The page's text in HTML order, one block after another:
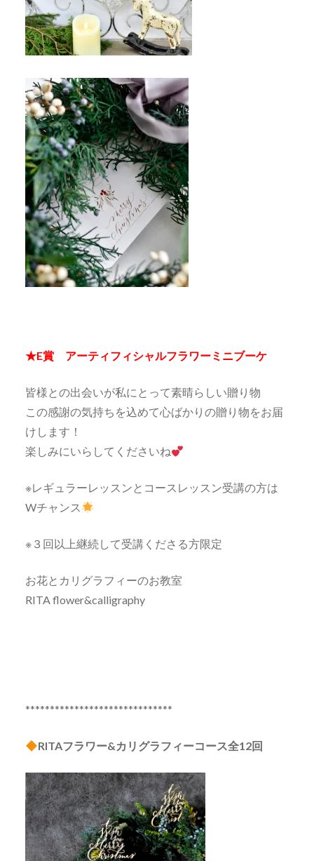
★E賞 アーティフィシャルフラワーミニブーケ
皆様との出会いが私にとって素晴らしい贈り物
この感謝の気持ちを込めて心ばかりの贈り物をお届
けします！
楽しみにいらしてくださいね
※レギュラーレッスンとコースレッスン受講の方は
Wチャンス
※３回以上継続して受講くださる方限定
お花とカリグラフィーのお教室
RITA flower&calligraphy
******************************
RITAフラワー&カリグラフィーコース全12回